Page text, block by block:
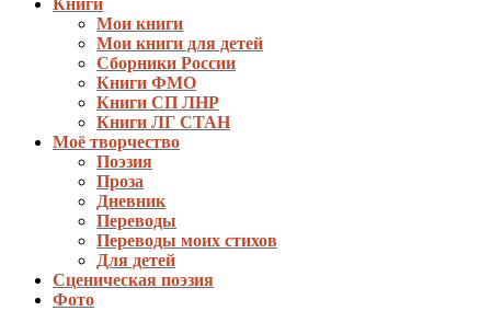
Книги
Мои книги
Мои книги для детей
Сборники России
Книги ФМО
Книги СП ЛНР
Книги ЛГ СТАН
Моё творчество
Поэзия
Проза
Дневник
Переводы
Переводы моих стихов
Для детей
Сценическая поэзия
Фото